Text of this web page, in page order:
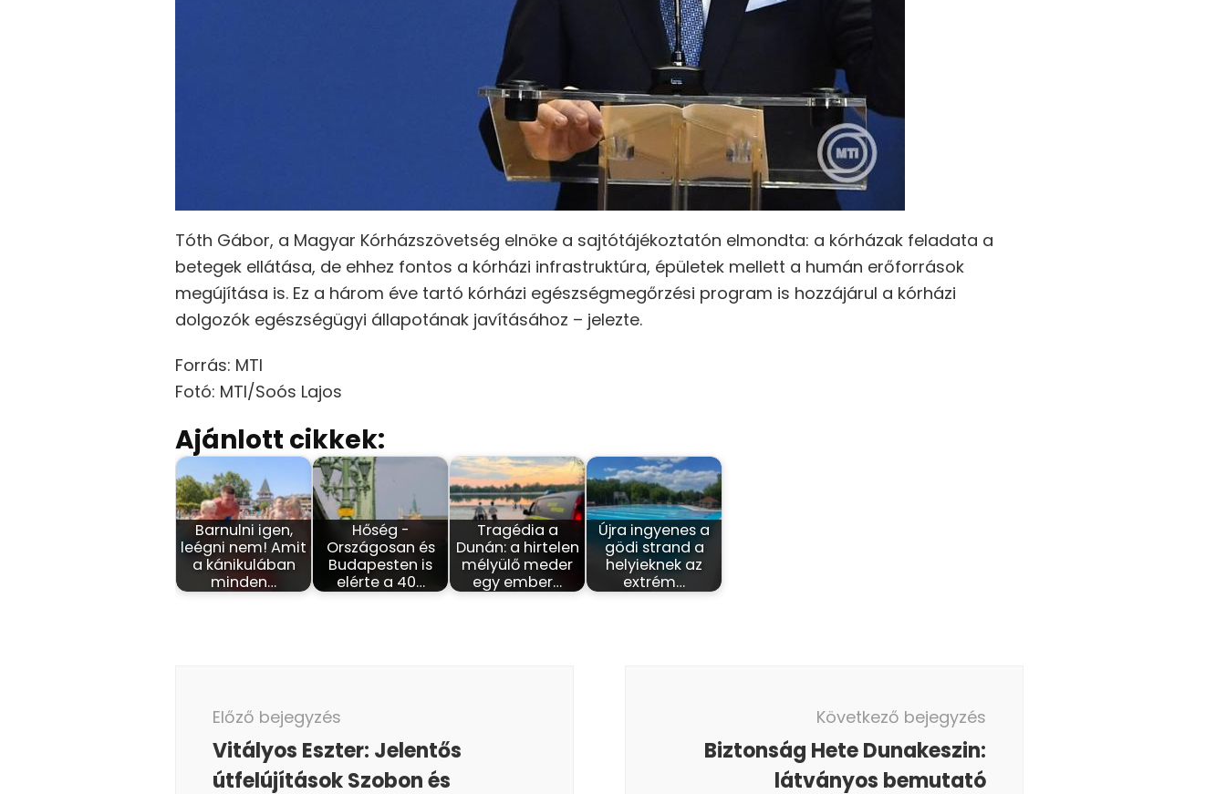
Tóth Gábor, a Magyar Kórházszövetség elnöke a sajtótájékoztatón elmondta: a kórházak feladata a
betegek ellátása, de ehhez fontos a kórházi infrastruktúra, épületek mellett a humán erőforrások
megújítása is. Ez a három éve tartó kórházi egészségmegőrzési program is hozzájárul a kórházi
dolgozók egészségügyi állapotának javításához – jelezte.
Forrás: MTI
Fotó: MTI/Soós Lajos
Ajánlott cikkek:
Barnulni igen,
leégni nem! Amit
a kánikulában
minden…
Hőség -
Országosan és
Budapesten is
elérte a 40…
Tragédia a
Dunán: a hirtelen
mélyülő meder
egy ember…
Újra ingyenes a
gödi strand a
helyieknek az
extrém…
navigáció
Előző bejegyzés
Vitályos Eszter: Jelentős
útfelújítások Szobon és
Következő bejegyzés
Biztonság Hete Dunakeszin:
látványos bemutató